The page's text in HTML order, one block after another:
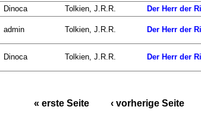
Dinoca Tolkien, J.R.R. Der Herr der
admin Tolkien, J.R.R. Der Herr der
Dinoca Tolkien, J.R.R. Der Herr der
« erste Seite ‹ vorherige Seite